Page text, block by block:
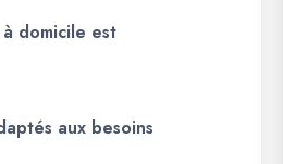
domicile est
aux besoins